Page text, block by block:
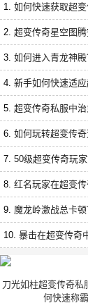
1. 如何快速获取超变
2. 超变传奇星空图腾
3. 如何进入青龙神
4. 新手如何快速适应
5. 超变传奇私服中
6. 如何玩转超变传奇
7. 50级超变传奇玩
8. 红名玩家在超变
9. 魔龙岭激战总卡
10. 暴击在超变传奇
刀光如柱超变传奇私
何快速称